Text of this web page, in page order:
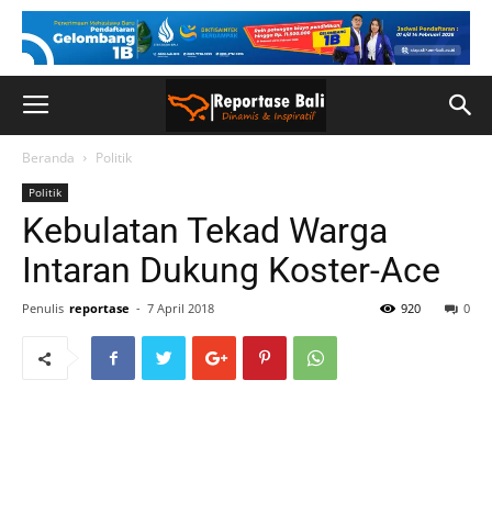
Beranda Politik
Politik
Kebulatan Tekad Warga
Intaran Dukung Koster-Ace
Penulis reportase - 7 April 2018 0
920